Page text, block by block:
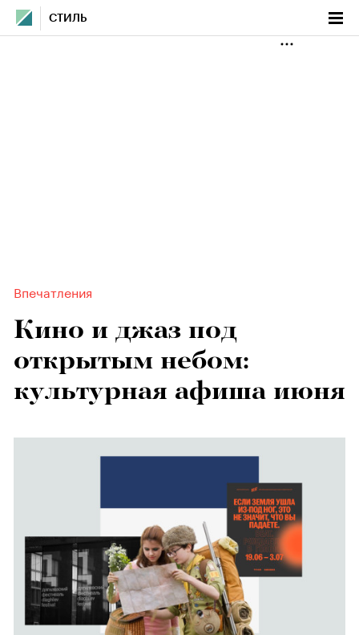
СТИЛЬ
Впечатления
Кино и джаз под
открытым небом:
культурная афиша июня